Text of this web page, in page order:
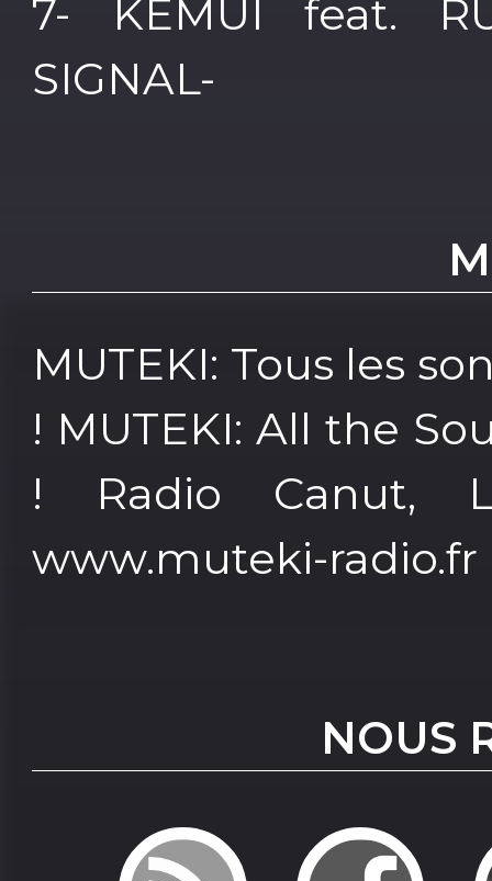
7- KEMUI feat.
SIGNAL-
MUTEKI: Tous les
! MUTEKI: All the
! Radio Canut,
www.muteki-radio.fr
NOUS